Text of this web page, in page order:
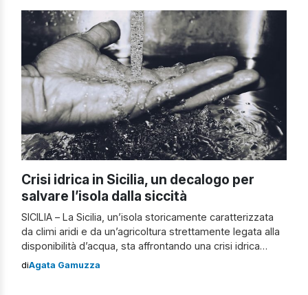
della Pesca a Siracusa, è […]
Crisi idrica in Sicilia, un decalogo per
salvare l’isola dalla siccità
SICILIA – La Sicilia, un’isola storicamente caratterizzata
da climi aridi e da un’agricoltura strettamente legata alla
disponibilità d’acqua, sta affrontando una crisi idrica
senza precedenti. Negli ultimi anni, il problema della
diAgata Gamuzza